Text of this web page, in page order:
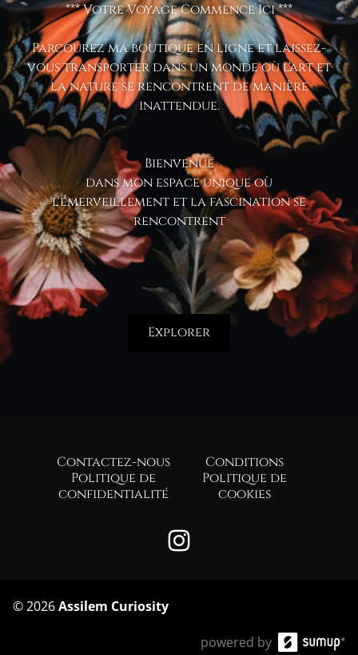
*** Votre Voyage Commence Ici ***
Parcourez ma boutique en ligne et laissez-
vous transporter dans un monde où l'art et
la nature se rencontrent de manière
inattendue.
Bienvenue
dans mon espace unique où
l'émerveillement et la fascination se
rencontrent
Explorer
Contactez-nous
Conditions
Politique de
confidentialité
Politique de
cookies
©2026Assilem Curiosity
powered by